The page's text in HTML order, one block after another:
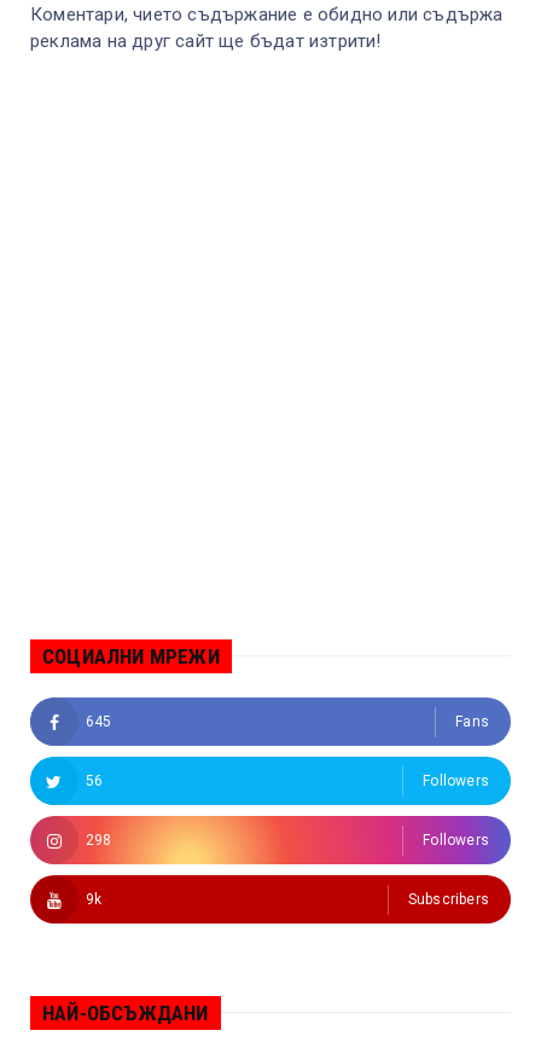
Коментари, чието съдържание е обидно или съдържа
реклама на друг сайт ще бъдат изтрити!
СОЦИАЛНИ МРЕЖИ
645 Fans
56 Followers
298 Followers
9k Subscribers
НАЙ-ОБСЪЖДАНИ